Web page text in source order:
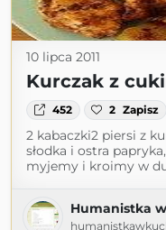
10 lipca 2011
Kurczak z
452 2 Zapisz
2 kabaczki2 piersi z
słodka i ostra
myjemy i kroimy w
Humanistka